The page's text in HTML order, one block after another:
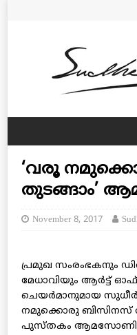
‘വരൂ
തുടങ്ങാം’
November 8, 2017
പ്രമുഖ സംരംഭകനും
മേധാവിയും ആര്‍ട്ട് ഓഫ്
ചെയര്‍മാനുമായ
നമുക്കൊരു ബിസിനസ്
പുസ്തകം ആമസോണിലും